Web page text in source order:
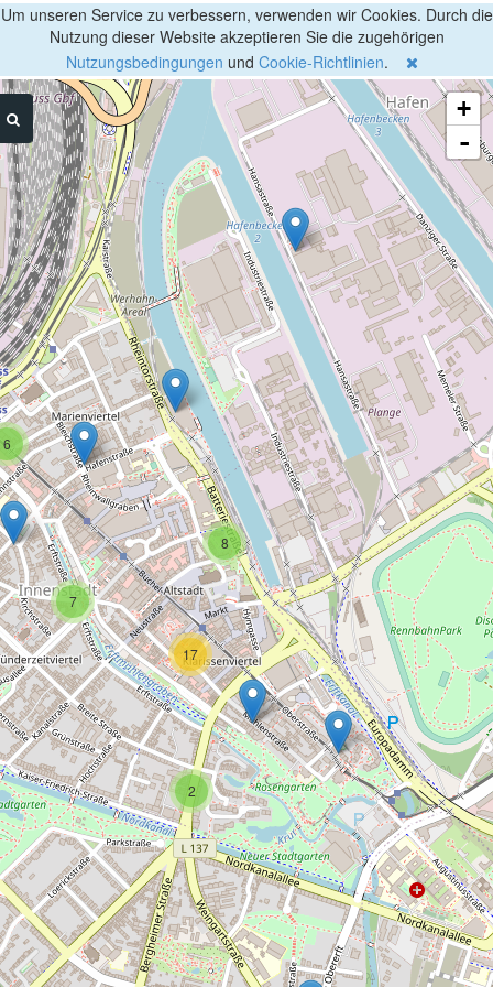
Um unseren Service zu verbessern, verwenden wir Cookies. Durch die
Nutzung dieser Website akzeptieren Sie die zugehörigen
Nutzungsbedingungen und Cookie-Richtlinien.
2
6
7
17
8
+
-